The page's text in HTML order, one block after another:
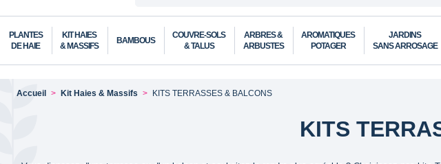
PLANTES
DE HAIE
KIT HAIES
& MASSIFS
BAMBOUS
COUVRE-SOLS
& TALUS
ARBRES &
ARBUSTES
AROMATIQUES
POTAGER
JARDINS
SANS ARROSAGE
Accueil Kit Haies & Massifs KITS TERRASSES & BALCONS
KITS